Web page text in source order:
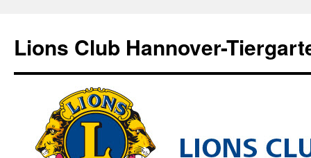
springen
Lions Club Hannover-